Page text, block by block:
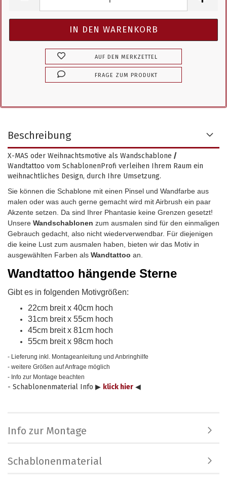
AUF DEN MERKZETTEL
FRAGE ZUM PRODUKT
Beschreibung
X-MAS oder Weihnachtsmotive als Wandschablone /
Wandtattoo vom SchablonenProfi verleihen Ihrem Raum ein
weihnachtliches Design, durch Ihre Umsetzung.
Sie können die Schablone mit einen Pinsel und Wandfarbe aus
malen oder was auch gerne gemacht wird mit Airbrush ein paar
Akzente setzen. Da sind Ihrer Phantasie keine Grenzen gesetzt!
Unsere Wandschablonen zum ausmalen sind für den einmaligen
Gebrauch gedacht, also nicht wiederverwendbar. Für diejenigen
die keine Lust zum ausmalen haben, bieten wir das Motiv in
ausgewählten Farben als Wandtattoo an.
Wandtattoo hängende Sterne
Gibt es in folgenden Motivgrößen:
22cm breit x 40cm hoch
31cm breit x 55cm hoch
45cm breit x 81cm hoch
55cm breit x 98cm hoch
- Lieferung inkl. Montageanleitung und Anbringhilfe
- weitere Größen auf Anfrage möglich
- Info zur Montage beachten
- Schablonenmaterial Info ▶ klick hier ◀
Info zur Montage
Schablonenmaterial